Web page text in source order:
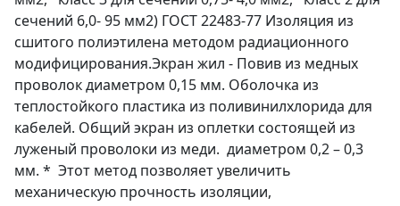
сечений 6,0- 95 мм2) ГОСТ 22483-77 Изоляция из
сшитого полиэтилена методом радиационного
модифицирования.Экран жил - Повив из медных
проволок диаметром 0,15 мм. Оболочка из
теплостойкого пластика из поливинилхлорида для
кабелей. Общий экран из оплетки состоящей из
луженый проволоки из меди. диаметром 0,2 – 0,3
мм. * Этот метод позволяет увеличить
механическую прочность изоляции,